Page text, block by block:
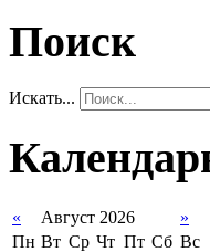
Поиск
Искать...
« Август 2026
»
Пн Вт Ср Чт Пт Сб Вс